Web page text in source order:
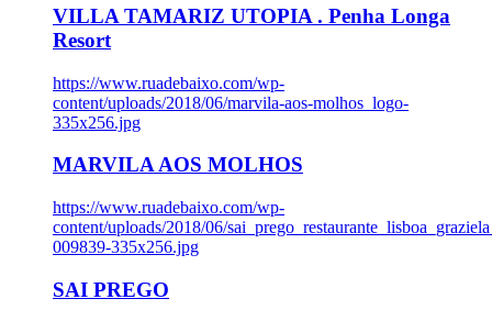
VILLA TAMARIZ UTOPIA . Penha Longa
Resort
https://www.ruadebaixo.com/wp-
content/uploads/2018/06/marvila-aos-molhos_logo-
335x256.jpg
MARVILA AOS MOLHOS
https://www.ruadebaixo.com/wp-
content/uploads/2018/06/
009839-335x256.jpg
SAI PREGO